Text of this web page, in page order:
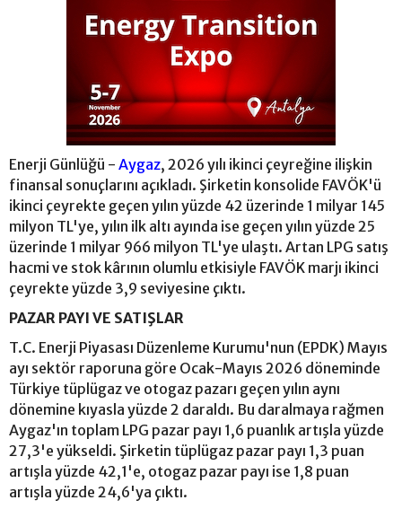
Enerji Günlüğü - Aygaz, 2026 yılı ikinci çeyreğine ilişkin
finansal sonuçlarını açıkladı. Şirketin konsolide FAVÖK'ü
ikinci çeyrekte geçen yılın yüzde 42 üzerinde 1 milyar 145
milyon TL'ye, yılın ilk altı ayında ise geçen yılın yüzde 25
üzerinde 1 milyar 966 milyon TL'ye ulaştı. Artan LPG satış
hacmi ve stok kârının olumlu etkisiyle FAVÖK marjı ikinci
çeyrekte yüzde 3,9 seviyesine çıktı.
PAZAR PAYI VE SATIŞLAR
T.C. Enerji Piyasası Düzenleme Kurumu'nun (EPDK) Mayıs
ayı sektör raporuna göre Ocak-Mayıs 2026 döneminde
Türkiye tüplügaz ve otogaz pazarı geçen yılın aynı
dönemine kıyasla yüzde 2 daraldı. Bu daralmaya rağmen
Aygaz'ın toplam LPG pazar payı 1,6 puanlık artışla yüzde
27,3'e yükseldi. Şirketin tüplügaz pazar payı 1,3 puan
artışla yüzde 42,1'e, otogaz pazar payı ise 1,8 puan
artışla yüzde 24,6'ya çıktı.